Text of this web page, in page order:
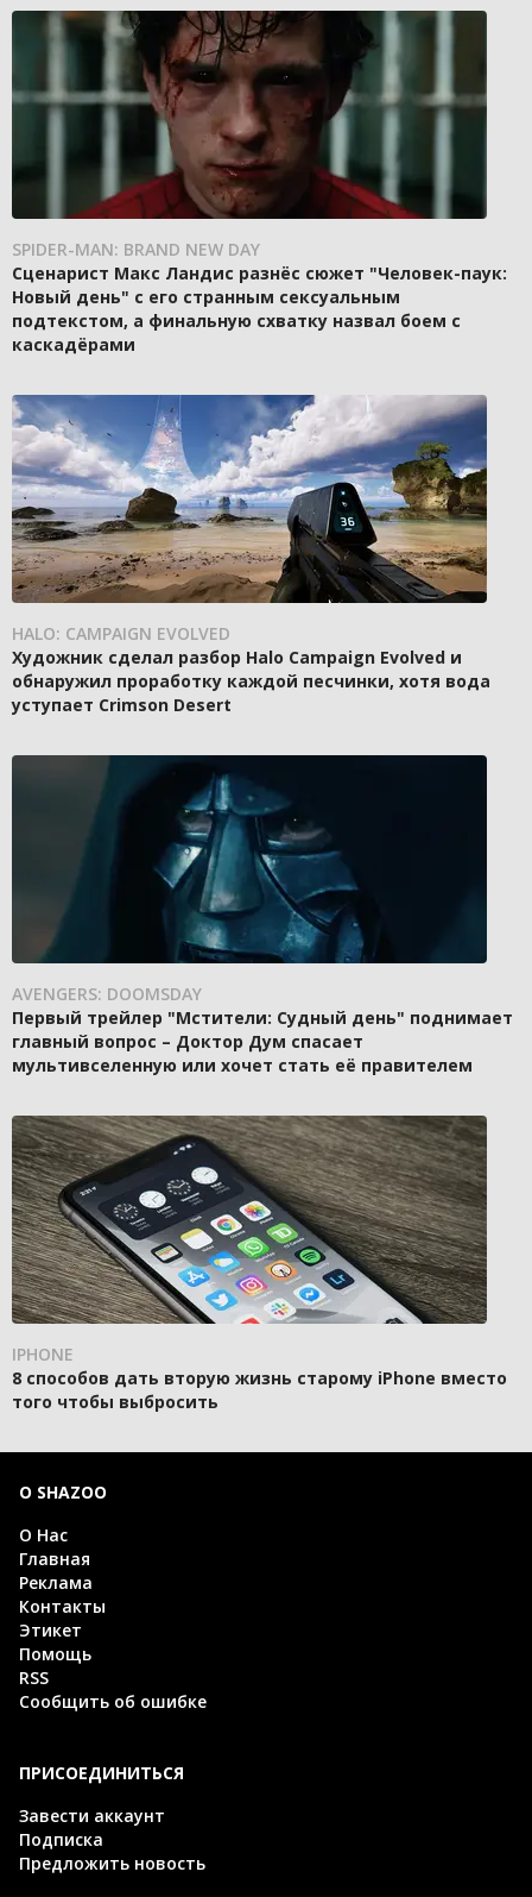
SPIDER-MAN: BRAND NEW DAY
Сценарист Макс Ландис разнёс сюжет "Человек-паук:
Новый день" с его странным сексуальным
подтекстом, а финальную схватку назвал боем с
каскадёрами
HALO: CAMPAIGN EVOLVED
Художник сделал разбор Halo Campaign Evolved и
обнаружил проработку каждой песчинки, хотя вода
уступает Crimson Desert
AVENGERS: DOOMSDAY
Первый трейлер "Мстители: Судный день" поднимает
главный вопрос – Доктор Дум спасает
мультивселенную или хочет стать её правителем
IPHONE
8 способов дать вторую жизнь старому iPhone вместо
того чтобы выбросить
О SHAZOO
О Нас
Главная
Реклама
Контакты
Этикет
Помощь
RSS
Сообщить об ошибке
ПРИСОЕДИНИТЬСЯ
Завести аккаунт
Подписка
Предложить новость